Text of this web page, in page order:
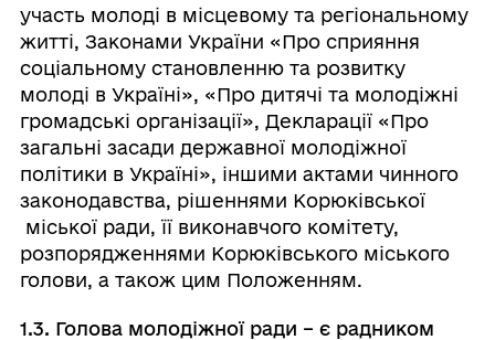
участь молоді в місцевому та регіональному
житті, Законами України «Про сприяння
соціальному становленню та розвитку
молоді в Україні», «Про дитячі та молодіжні
громадські організації», Декларації «Про
загальні засади державної молодіжної
політики в Україні», іншими актами чинного
законодавства, рішеннями Корюківської
міської ради, її виконавчого комітету,
розпорядженнями Корюківського міського
голови, а також цим Положенням.
1.3. Голова молодіжної ради – є радником